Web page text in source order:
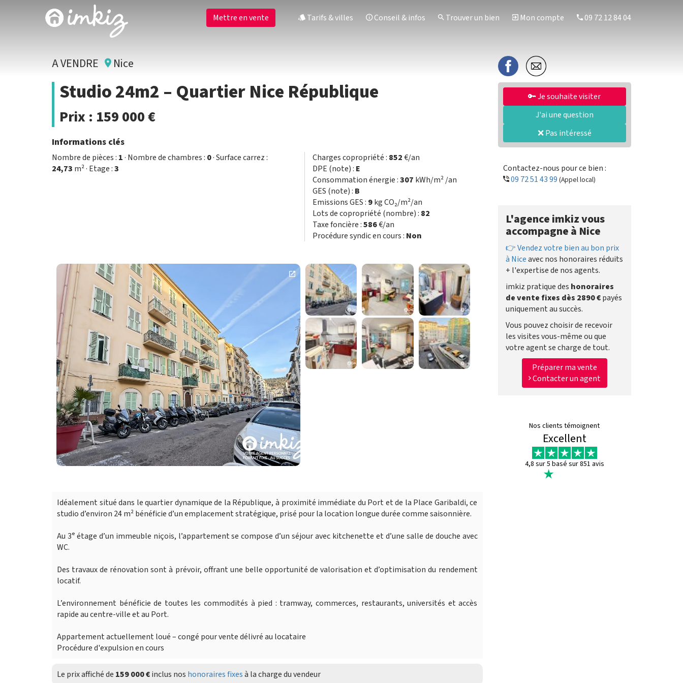
Mettre en vente Tarifs & villes Conseil & infos Trouver un bien Mon compte 09 72 12 84 04
A VENDRE Nice
Studio 24m2 – Quartier Nice République
Prix : 159 000 €
Informations clés
Nombre de pièces : 1· Nombre de chambres : 0· Surface carrez :
24,73 m² · Etage :3
Charges copropriété : 852€/an
DPE (note) : E
Consommation énergie :307 kWh/m² /an
GES (note) : B
Emissions GES : 9kg CO₂/m²/an
Lots de copropriété (nombre) : 82
Taxe foncière :586€/an
Procédure syndic en cours : Non
Idéalement situé dans le quartier dynamique de la République, à proximité immédiate du Port et de la Place Garibaldi, ce
studio d’environ 24 m² bénéficie d’un emplacement stratégique, prisé pour la location longue durée comme saisonnière.
Au 3ᵉ étage d’un immeuble niçois, l’appartement se compose d’un séjour avec kitchenette et d’une salle de douche avec
WC.
Des travaux de rénovation sont à prévoir, offrant une belle opportunité de valorisation et d’optimisation du rendement
locatif.
L’environnement bénéficie de toutes les commodités à pied : tramway, commerces, restaurants, universités et accès
rapide au centre-ville et au Port.
Appartement actuellement loué – congé pour vente délivré au locataire
Procédure d'expulsion en cours
Le prix affiché de 159 000 €inclus nos honoraires fixesà la charge du vendeur
🔑 Je souhaite visiter
J'ai une question
❌ Pas intéressé
Contactez-nous pour ce bien :
09 72 51 43 99 (Appel local)
L'agence imkiz vous
accompagne à Nice
👉 Vendez votre bien au bon prix
à Niceavec nos honoraires réduits
+ l'expertise de nos agents.
imkiz pratique des honoraires
de vente fixes dès 2890 €payés
uniquement au succès.
Vous pouvez choisir de recevoir
les visites vous-même ou que
votre agent se charge de tout.
Préparer ma vente
Contacter un agent
Nos clients témoignent
Excellent
4,8 sur 5 basé sur 851 avis